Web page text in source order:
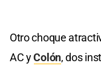
Otro choque
AC yColón, dos